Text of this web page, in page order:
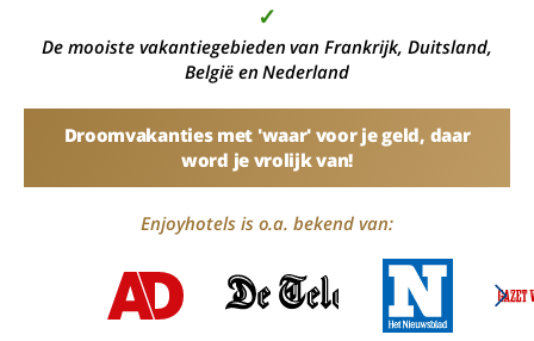
✓
De mooiste vakantiegebieden van Frankrijk, Duitsland,
België en Nederland
Droomvakanties met 'waar' voor je geld, daar
word je vrolijk van!
Enjoyhotels is o.a. bekend van: